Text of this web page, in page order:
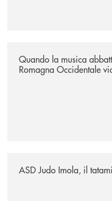
Quando la musica
Romagna Occidentale
ASD Judo Imola, il